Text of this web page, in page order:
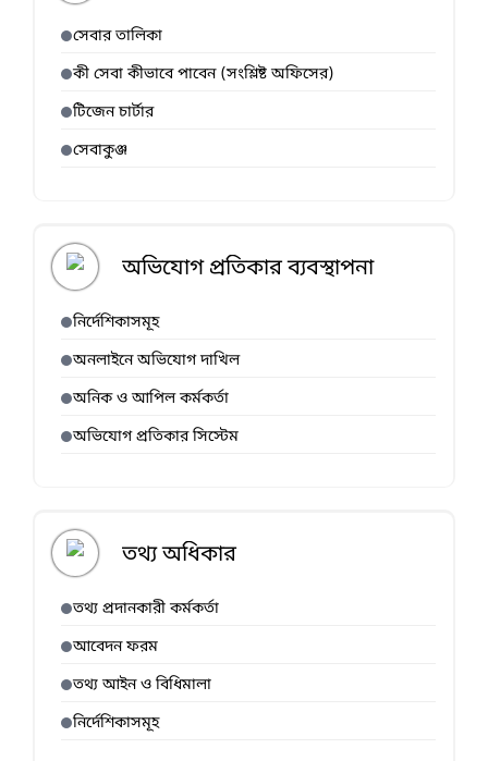
সেবার তালিকা
কী সেবা কীভাবে পাবেন (সংশ্লিষ্ট অফিসের)
টিজেন চার্টার
সেবাকুঞ্জ
অভিযোগ প্রতিকার ব্যবস্থাপনা
নির্দেশিকাসমূহ
অনলাইনে অভিযোগ দাখিল
অনিক ও আপিল কর্মকর্তা
অভিযোগ প্রতিকার সিস্টেম
তথ্য অধিকার
তথ্য প্রদানকারী কর্মকর্তা
আবেদন ফরম
তথ্য আইন ও বিধিমালা
নির্দেশিকাসমূহ